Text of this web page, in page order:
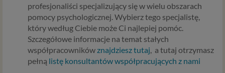
profesjonaliści specjalizujący się w wielu obszarach
pomocy psychologicznej. Wybierz tego specjalistę,
który według Ciebie może Ci najlepiej pomóc.
Szczegółowe informacje na temat stałych
współpracownikówznajdziesz tutaj, a tutaj otrzymasz
pełną listę konsultantów współpracujących z nami